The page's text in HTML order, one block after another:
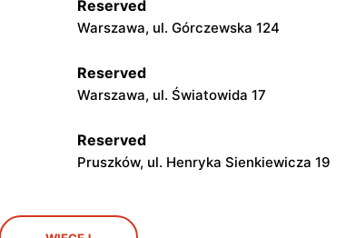
Reserved
Warszawa, ul. Górczewska 124
Reserved
Warszawa, ul. Światowida 17
Reserved
Pruszków, ul. Henryka Sienkiewicza 19
Reserved